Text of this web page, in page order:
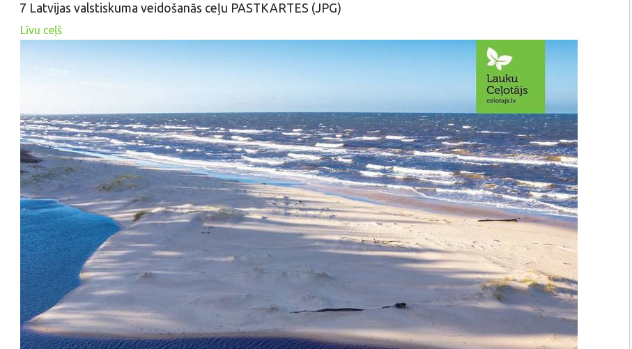
7 Latvijas valstiskuma veidošanās ceļu PASTKARTES (JPG)
Līvu ceļš